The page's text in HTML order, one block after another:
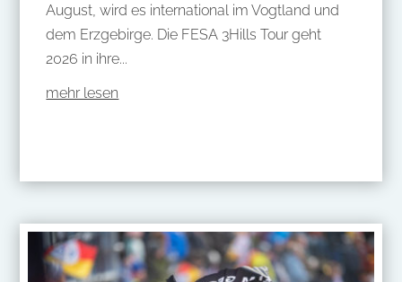
August, wird es international im Vogtland und
dem Erzgebirge. Die FESA 3Hills Tour geht
2026 in ihre...
mehr lesen